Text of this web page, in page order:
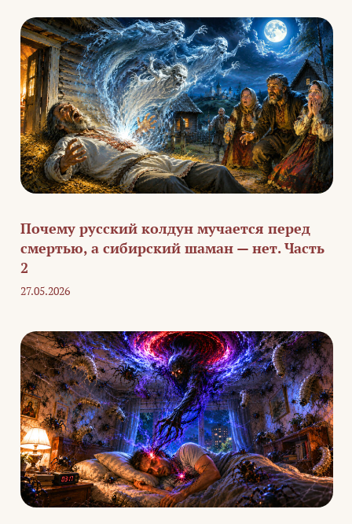
Почему русский колдун мучается перед
смертью, а сибирский шаман — нет. Часть
2
27.05.2026